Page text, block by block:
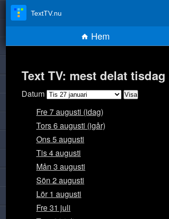
Text TV: mest delat
Datum
Fre 7 augusti (idag)
Tors 6 augusti (igår)
Ons 5 augusti
Tis 4 augusti
Mån 3 augusti
Sön 2 augusti
Lör 1 augusti
Fre 31 juli
TextTV.nu
Hem